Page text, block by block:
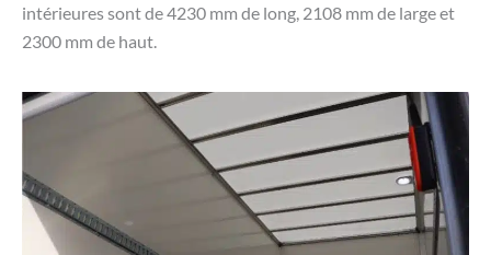
intérieures sont de 4230 mm de long, 2108 mm de large et
2300 mm de haut.